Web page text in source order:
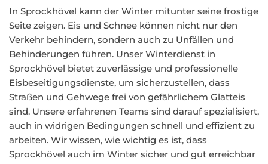
In Sprockhövel kann der Winter mitunter seine frostige
Seite zeigen. Eis und Schnee können nicht nur den
Verkehr behindern, sondern auch zu Unfällen und
Behinderungen führen. Unser Winterdienst in
Sprockhövel bietet zuverlässige und professionelle
Eisbeseitigungsdienste, um sicherzustellen, dass
Straßen und Gehwege frei von gefährlichem Glatteis
sind. Unsere erfahrenen Teams sind darauf spezialisiert,
auch in widrigen Bedingungen schnell und effizient zu
arbeiten. Wir wissen, wie wichtig es ist, dass
Sprockhövel auch im Winter sicher und gut erreichbar